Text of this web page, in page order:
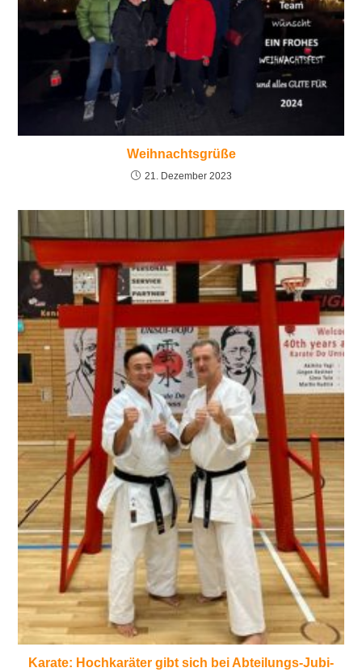
Weihnachtsgrüße
21. Dezember 2023
Karate: Hoch­ka­rä­ter gibt sich bei Ab­tei­lungs-Ju­bi­